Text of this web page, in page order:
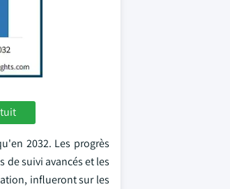
2032. Les progrès
suivi avancés et les
influeront sur les